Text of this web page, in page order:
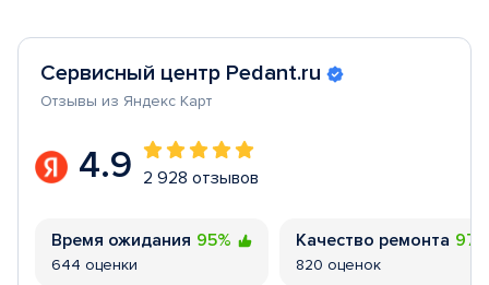
Сервисный центр Pedant.ru
Отзывы из Яндекс Карт
4.9 2 928 отзывов
Время ожидания 95%
644 оценки
Качество ремонта
820 оценок